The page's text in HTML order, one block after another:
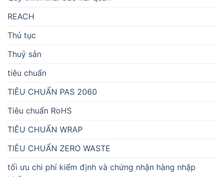
REACH
Thủ tục
Thuỷ sản
tiêu chuẩn
TIÊU CHUẨN PAS 2060
Tiêu chuẩn RoHS
TIÊU CHUẨN WRAP
TIÊU CHUẨN ZERO WASTE
tối ưu chi phí kiểm định và chứng nhận hàng nhập